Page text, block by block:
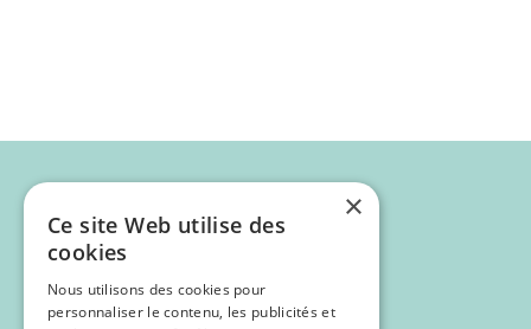
×
Ce site Web utilise des
cookies
Nous utilisons des cookies pour
personnaliser le contenu, les publicités et